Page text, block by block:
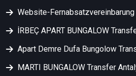
Website-Fernabsatzvereinbarung
İRBEÇ APART BUNGALOW
Apart Demre Dufa Bungolow
MARTI BUNGALOW Transfer